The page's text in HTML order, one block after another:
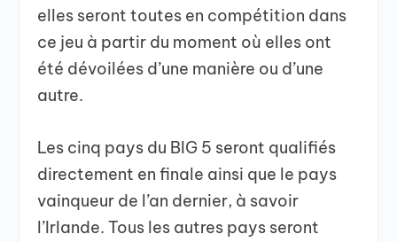
elles seront toutes en compétition dans
ce jeu à partir du moment où elles ont
été dévoilées d’une manière ou d’une
autre.
Les cinq pays du BIG 5 seront qualifiés
directement en finale ainsi que le pays
vainqueur de l’an dernier, à savoir
l’Irlande. Tous les autres pays seront